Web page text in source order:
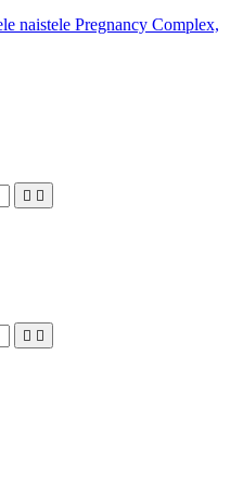
naistele Pregnancy Complex,
 
 